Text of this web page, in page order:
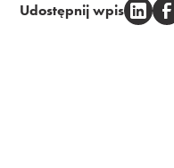
Udostępnij wpis